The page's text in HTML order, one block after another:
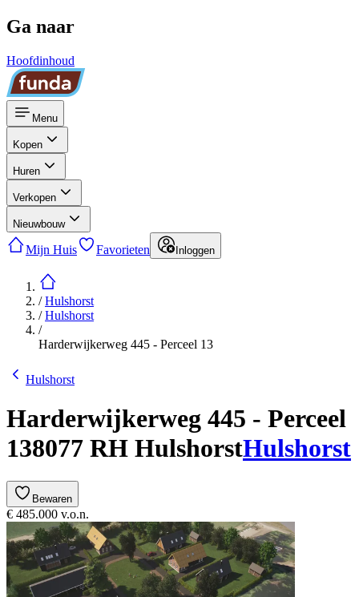
Ga naar
Hoofdinhoud
Menu
Kopen
Huren
Verkopen
Nieuwbouw
Mijn Huis Favorieten Inloggen
/Hulshorst
/Hulshorst
/
Harderwijkerweg 445 - Perceel 13
Hulshorst
Harderwijkerweg 445 - Perceel
138077 RH HulshorstHulshorst
Bewaren
€ 485.000 v.o.n.